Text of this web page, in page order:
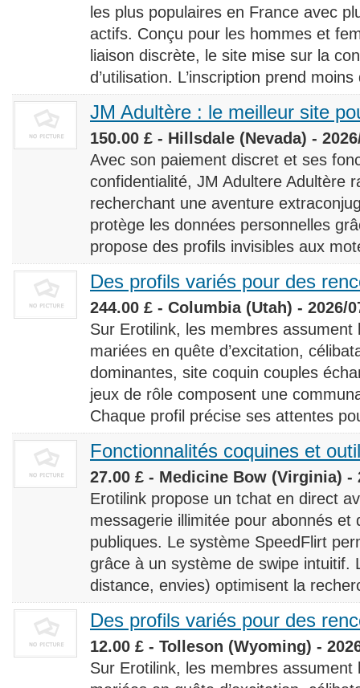
les plus populaires en France avec
actifs. Conçu pour les hommes et
liaison discrète, le site mise sur la
d’utilisation. L’inscription prend
JM Adultère : le meilleur site
150.00 £ - Hillsdale (Nevada) -
Avec son paiement discret et ses
confidentialité, JM Adultere Adultère
recherchant une aventure
protège les données personnelles
propose des profils invisibles aux
Des profils variés pour des
244.00 £ - Columbia (Utah) - 2026/
Sur Erotilink, les membres
mariées en quête d’excitation,
dominantes, site coquin couples
jeux de rôle composent une
Chaque profil précise ses attentes
Fonctionnalités coquines et
27.00 £ - Medicine Bow (Virginia) -
Erotilink propose un tchat en direct
messagerie illimitée pour abonnés et
publiques. Le système SpeedFlirt
grâce à un système de swipe intuitif.
distance, envies) optimisent la
Des profils variés pour des
12.00 £ - Tolleson (Wyoming) -
Sur Erotilink, les membres